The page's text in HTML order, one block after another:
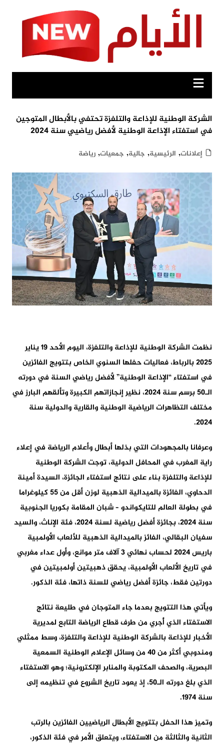
الشركة الوطنية للإذاعة والتلفزة تحتفي بالأبطال المتوجين
في استفتاء الإذاعة الوطنية لأفضل رياضيي سنة 2024
إعلانات, الرئيسية, جالية, جمعيات, رياضة
نظمت الشركة الوطنية للإذاعة والتلفزة، اليوم الأحد 19 يناير
2025 بالرباط، فعاليات حفلها السنوي الخاص بتتويج الفائزين
في استفتاء “الإذاعة الوطنية” لأفضل رياضي السنة في دورته
الـ50 برسم سنة 2024، نظير إنجازاتهم الكبيرة وتألقهم البارز في
مختلف التظاهرات الرياضية الوطنية والقارية والدولية سنة
2024.
وعرفانا بالمجهودات التي بذلها أبطال وأعلام الرياضة في إعلاء
راية المغرب في المحافل الدولية، توجت الشركة الوطنية
للإذاعة والتلفزة بناء على نتائج استفتاء الجائزة، السيدة أمينة
الدحاوي، الفائزة بالميدالية الذهبية لوزن أقل من 55 كيلوغراما
في بطولة العالم للتايكواندو – شبان المقامة بكوريا الجنوبية
سنة 2024، بجائزة أفضل رياضية لسنة 2024، فئة الإناث، والسيد
سفيان البقالي، الفائز بالميدالية الذهبية للألعاب الأولمبية
باريس 2024 لحساب نهائي 3 آلاف متر موانع، وأول عداء مغربي
في تاريخ الألعاب الأولمبية، يحقق ذهبيتين أولمبيتين في
دورتين فقط، جائزة أفضل رياضي للسنة ذاتها، فئة الذكور.
ويأتي هذا التتويج بعدما جاء المتوجان في طليعة نتائج
الاستفتاء الذي أُجري من طرف قطاع الرياضة التابع لمديرية
الأخبار للإذاعة بالشركة الوطنية للإذاعة والتلفزة، وسط ممثلي
ومندوبي أكثر من 40 من وسائل الإعلام الوطنية السمعية
البصرية، والصحف المكتوبة والمنابر الإلكترونية؛ وهو الاستفتاء
الذي بلغ دورته الـ50، إذ يعود تاريخ الشروع في تنظيمه إلى
سنة 1974.
وتميز هذا الحفل بتتويج الأبطال الرياضيين الفائزين بالرتب
الثانية والثالثة من الاستفتاء، ويتعلق الأمر في فئة الذكور،